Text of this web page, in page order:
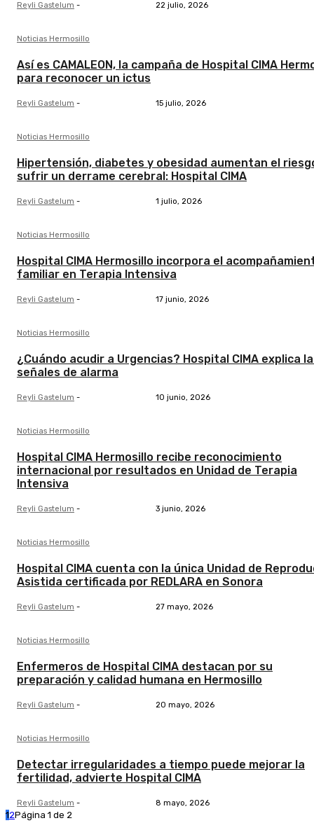
Reyli Gastelum - 22 julio, 2026
Noticias Hermosillo
Así es CAMALEON, la campaña de Hospital CIMA
para reconocer un ictus
Reyli Gastelum - 15 julio, 2026
Noticias Hermosillo
Hipertensión, diabetes y obesidad aumentan el
sufrir un derrame cerebral: Hospital CIMA
Reyli Gastelum - 1 julio, 2026
Noticias Hermosillo
Hospital CIMA Hermosillo incorpora el
familiar en Terapia Intensiva
Reyli Gastelum - 17 junio, 2026
Noticias Hermosillo
¿Cuándo acudir a Urgencias? Hospital CIMA explica
señales de alarma
Reyli Gastelum - 10 junio, 2026
Noticias Hermosillo
Hospital CIMA Hermosillo recibe reconocimiento
internacional por resultados en Unidad de Terapia
Intensiva
Reyli Gastelum - 3 junio, 2026
Noticias Hermosillo
Hospital CIMA cuenta con la única Unidad de
Asistida certificada por REDLARA en Sonora
Reyli Gastelum - 27 mayo, 2026
Noticias Hermosillo
Enfermeros de Hospital CIMA destacan por su
preparación y calidad humana en Hermosillo
Reyli Gastelum - 20 mayo, 2026
Noticias Hermosillo
Detectar irregularidades a tiempo puede mejorar la
fertilidad, advierte Hospital CIMA
Reyli Gastelum - 8 mayo, 2026
12Página 1 de 2